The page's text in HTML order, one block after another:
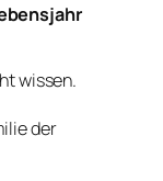
wissen.
der